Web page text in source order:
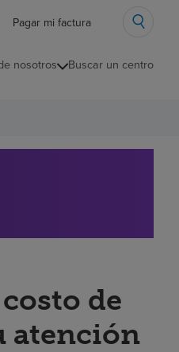
Pagar mi factura
nosotros Buscar un centro
de
atención